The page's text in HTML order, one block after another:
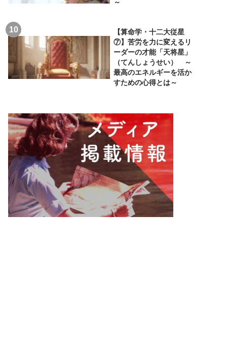
～
【算命学・十二大従星
⑦】苦労を力に変えるリ
ーダーの才能「天将星」
（てんしょうせい） ～
最高のエネルギーを活か
すための心得とは～